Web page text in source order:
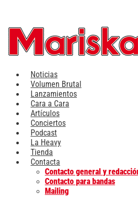
contenido
Noticias
Volumen Brutal
Lanzamientos
Cara a Cara
Artículos
Conciertos
Podcast
La Heavy
Tienda
Contacta
Contacto general y
Contacto para bandas
Mailing